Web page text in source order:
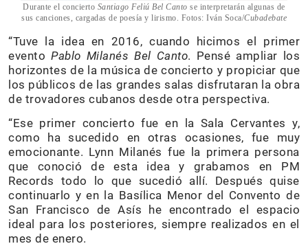
Durante el concierto Santiago Feliú Bel Cantose interpretarán algunas de
sus canciones, cargadas de poesía y lirismo. Fotos: Iván Soca/Cubadebate
“Tuve la idea en 2016, cuando hicimos el primer
evento Pablo Milanés Bel Canto. Pensé ampliar los
horizontes de la música de concierto y propiciar que
los públicos de las grandes salas disfrutaran la obra
de trovadores cubanos desde otra perspectiva.
“Ese primer concierto fue en la Sala Cervantes y,
como ha sucedido en otras ocasiones, fue muy
emocionante. Lynn Milanés fue la primera persona
que conoció de esta idea y grabamos en PM
Records todo lo que sucedió allí. Después quise
continuarlo y en la Basílica Menor del Convento de
San Francisco de Asís he encontrado el espacio
ideal para los posteriores, siempre realizados en el
mes de enero.